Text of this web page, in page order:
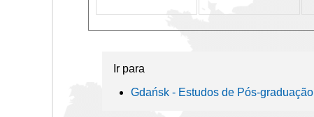
Ir para
Gdańsk - Estudos de Pós-graduação